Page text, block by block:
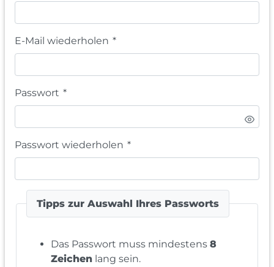
E-Mail wiederholen *
Passwort *
Passwort wiederholen *
Tipps zur Auswahl Ihres Passworts
Das Passwort muss mindestens 8
Zeichen lang sein.